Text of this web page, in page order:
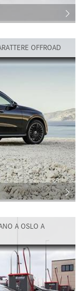
OFFROAD
A OSLO A